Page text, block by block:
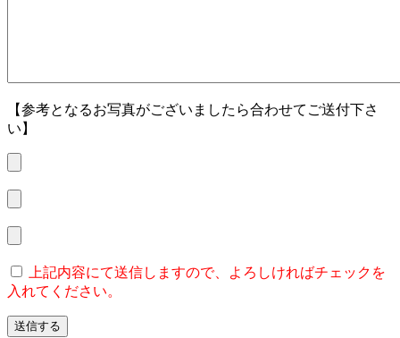
【参考となるお写真がございましたら合わせてご送付下さ
い】
上記内容にて送信しますので、よろしければチェックを
入れてください。